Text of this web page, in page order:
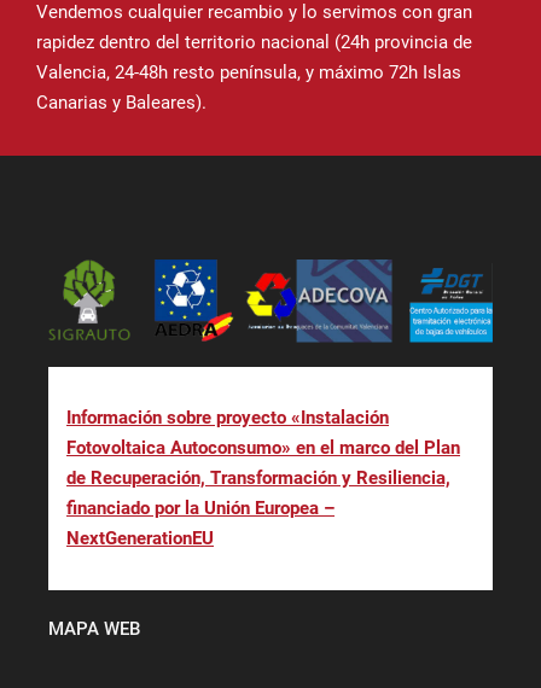
Vendemos cualquier recambio y lo servimos con gran
rapidez dentro del territorio nacional (24h provincia de
Valencia, 24-48h resto península, y máximo 72h Islas
Canarias y Baleares).
Información sobre proyecto «Instalación
Fotovoltaica Autoconsumo» en el marco del Plan
de Recuperación, Transformación y Resiliencia,
financiado por la Unión Europea –
NextGenerationEU
MAPA WEB